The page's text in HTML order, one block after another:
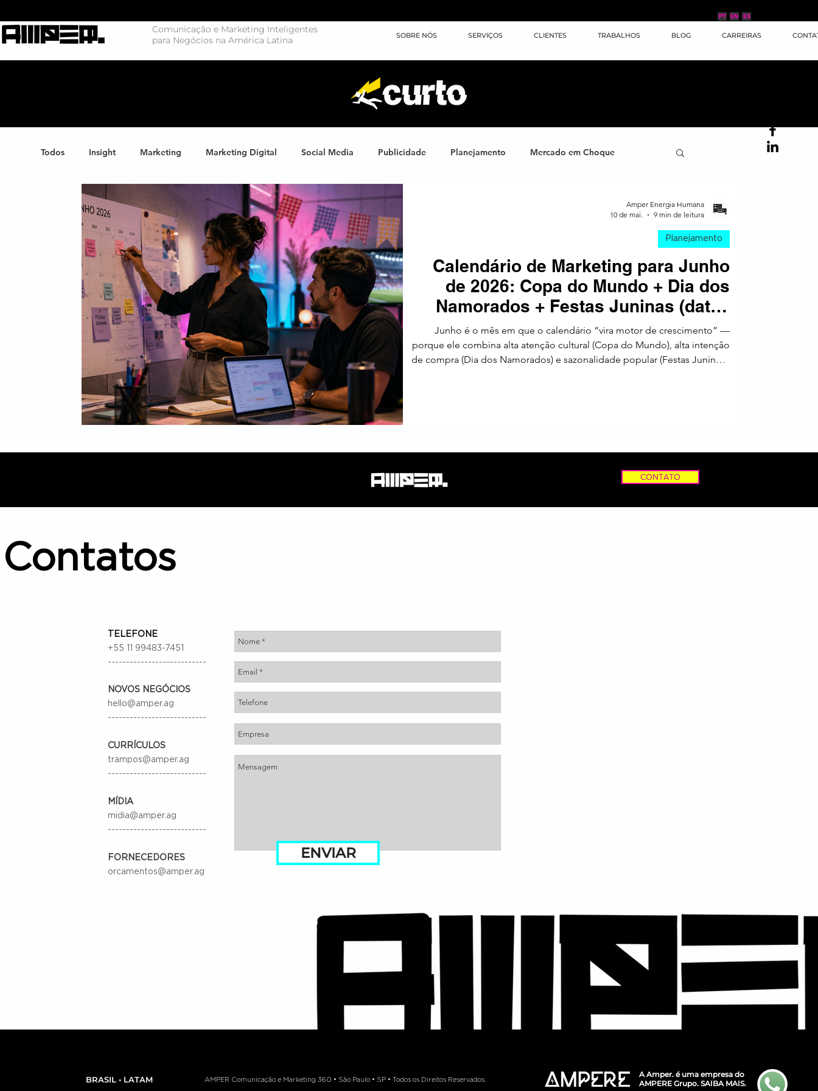
Comunicação e Marketing Inteligentes
para Negócios na América Latina
ES
EN
PT
SOBRE NÓS SERVIÇOS CLIENTES TRABALHOS BLOG CARREIRAS
Todos Insight Marketing Marketing Digital Social Media Publicidade Planejamento Mercado em Choque
Negócios Big Data Highlights Learning Brand XP Case de Sucesso
Marketing de Conteúdo Inteligência Artificial Endomarketing Marketing Esportivo
Mídia Inbound Marketing B2B Eventos Estratégia Tendências SEO América Latina
Calendário de Marketing para Junho
de 2026: Copa do Mundo + Dia dos
Namorados + Festas Juninas (datas
estratégicas, ideias de campanhas e
ações práticas)
Junho é o mês em que o calendário “vira motor de crescimento” —
porque ele combina alta atenção cultural (Copa do Mundo), alta intenção
de compra (Dia dos Namorados) e sazonalidade popular (Festas Juninas).
Planejamento
Amper Energia Humana
10 de mai.
9 min de leitura
CONTATO
Contatos
TELEFONE
+55 11 99483-7451
---------------------------
NOVOS NEGÓCIOS
hello@amper.ag
---------------------------
CURRÍCULOS
trampos@amper.ag
---------------------------
MÍDIA
midia@amper.ag
---------------------------
FORNECEDORES
orcamentos@amper.ag
ENVIAR
BRASIL • LATAM AMPER Comunicação e Marketing 360 • São Paulo • SP • Todos os Direitos Reservados.
A Amper. é uma empresa do
AMPERE Grupo. SAIBA MAIS.